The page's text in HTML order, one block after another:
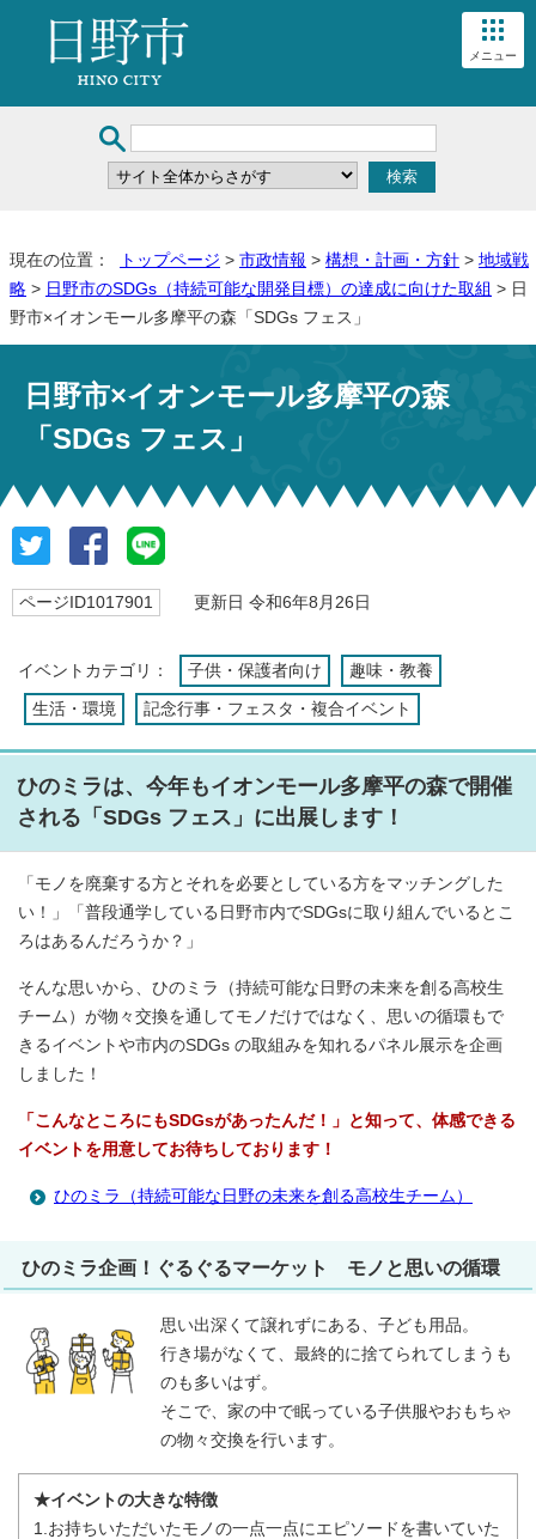
メニュー
現在の位置： トップページ > 市政情報 > 構想・計画・方針 > 地域戦
略 > 日野市のSDGs（持続可能な開発目標）の達成に向けた取組 > 日
野市×イオンモール多摩平の森「SDGs フェス」
日野市×イオンモール多摩平の森
「SDGs フェス」
ページID1017901 更新日 令和6年8月26日
イベントカテゴリ： 子供・保護者向け 趣味・教養
生活・環境 記念行事・フェスタ・複合イベント
ひのミラは、今年もイオンモール多摩平の森で開催
される「SDGs フェス」に出展します！
「モノを廃棄する方とそれを必要としている方をマッチングした
い！」「普段通学している日野市内でSDGsに取り組んでいるとこ
ろはあるんだろうか？」
そんな思いから、ひのミラ（持続可能な日野の未来を創る高校生
チーム）が物々交換を通してモノだけではなく、思いの循環もで
きるイベントや市内のSDGs の取組みを知れるパネル展示を企画
しました！
「こんなところにもSDGsがあったんだ！」 と知って、体感できる
イベントを用意してお待ちしております！
ひのミラ（持続可能な日野の未来を創る高校生チーム）
ひのミラ企画！ぐるぐるマーケット モノと思いの循環
思い出深くて譲れずにある、子ども用品。
行き場がなくて、最終的に捨てられてしまうも
のも多いはず。
そこで、家の中で眠っている子供服やおもちゃ
の物々交換を行います。
★イベントの大きな特徴
1.お持ちいただいたモノの一点一点にエピソードを書いていた